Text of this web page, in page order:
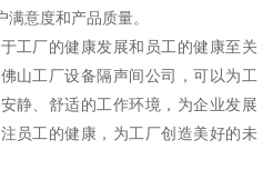
意度和产品质量。
工厂的健康发展和员工的健康至关
山工厂设备隔声间公司，可以为工
静、舒适的工作环境，为企业发展
员工的健康，为工厂创造美好的未